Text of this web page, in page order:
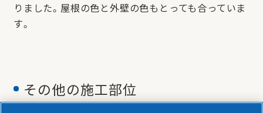
りました。屋根の色と外壁の色もとっても合っていま
す。
その他の施工部位